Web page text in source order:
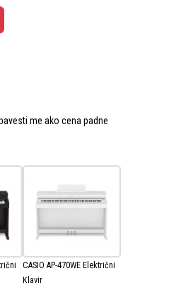
me ako cena padne
CASIO AP-470WE Električni
Klavir